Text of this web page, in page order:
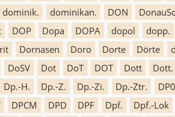
dominik. dominikan. DON
DOP Dopa DOPA dopol
dopp.
Dornasen Doro Dorte Dörte
DoSV Dot DoT DOT Dott Dott.
Dp.-H. Dp.-Z. Dp.-Zi. Dp.-Ztr.
DPCM DPD DPF Dpf. Dpf.-Lok